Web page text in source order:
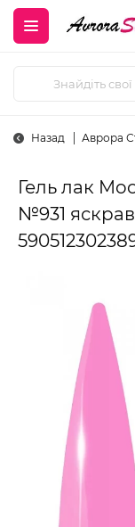
Назад Аврора
Гель лак
№931